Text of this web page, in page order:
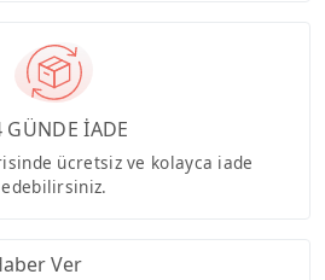
GÜNDE İADE
ücretsiz ve kolayca iade
edebilirsiniz.
Ver